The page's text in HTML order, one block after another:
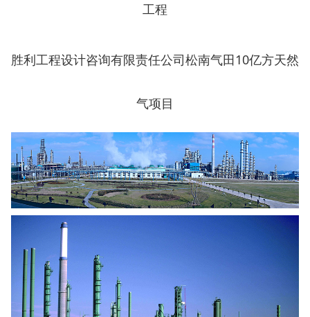
工程
胜利工程设计咨询有限责任公司松南气田10亿方天然
气项目